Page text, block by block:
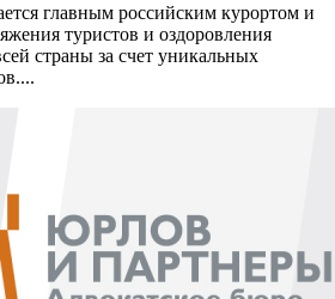
главным российским курортом и
туристов и оздоровления
страны за счет уникальных